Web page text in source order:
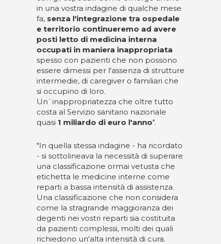
in una vostra indagine di qualche mese
fa, senza l'integrazione tra ospedale
e territorio continueremo ad avere
posti letto di medicina interna
occupati in maniera inappropriata
spesso con pazienti che non possono
essere dimessi per l'assenza di strutture
intermedie, di caregiver o familiari che
si occupino di loro.
Un`inappropriatezza che oltre tutto
costa al Servizio sanitario nazionale
quasi 1 miliardo di euro l'anno".
"In quella stessa indagine - ha ricordato
- si sottolineava la necessità di superare
una classificazione ormai vetusta che
etichetta le medicine interne come
reparti a bassa intensità di assistenza.
Una classificazione che non considera
come la stragrande maggioranza dei
degenti nei vostri reparti sia costituita
da pazienti complessi, molti dei quali
richiedono un'alta intensità di cura.